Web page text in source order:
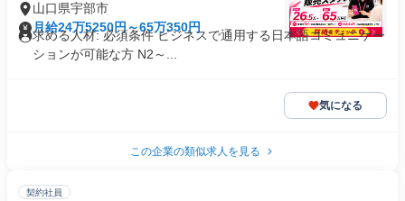
山口県宇部市
月給24万5250円～65万350円
求める人材: 必須条件 ビジネスで通用する日本語コミュニケー
ションが可能な方 N2～...
気になる
この企業の類似求人を見る
契約社員